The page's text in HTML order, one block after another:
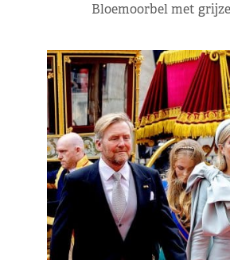
Bloemoorbel met